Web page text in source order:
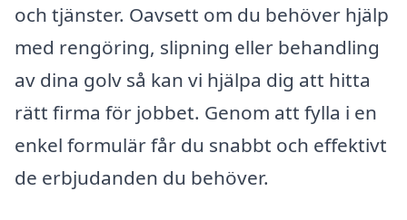
och tjänster. Oavsett om du behöver hjälp
med rengöring, slipning eller behandling
av dina golv så kan vi hjälpa dig att hitta
rätt firma för jobbet. Genom att fylla i en
enkel formulär får du snabbt och effektivt
de erbjudanden du behöver.